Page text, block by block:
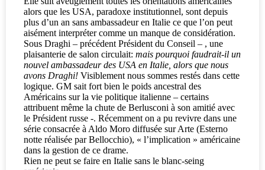
alors que les USA, paradoxe institutionnel, sont depuis
plus d’un an sans ambassadeur en Italie ce que l’on peut
aisément interpréter comme un manque de considération.
Sous Draghi – précédent Président du Conseil – , une
plaisanterie de salon circulait: mais pourquoi faudrait-il un
nouvel ambassadeur des USA en Italie, alors que nous
avons Draghi! Visiblement nous sommes restés dans cette
logique. GM sait fort bien le poids ancestral des
Américains sur la vie politique italienne – certains
attribuent même la chute de Berlusconi à son amitié avec
le Président russe -. Récemment on a pu revivre dans une
série consacrée à Aldo Moro diffusée sur Arte (Esterno
notte réalisée par Bellocchio), « l’implication » américaine
dans la gestion de ce drame.
Rien ne peut se faire en Italie sans le blanc-seing